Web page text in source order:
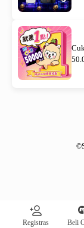
Registras Beli
[System Notification]